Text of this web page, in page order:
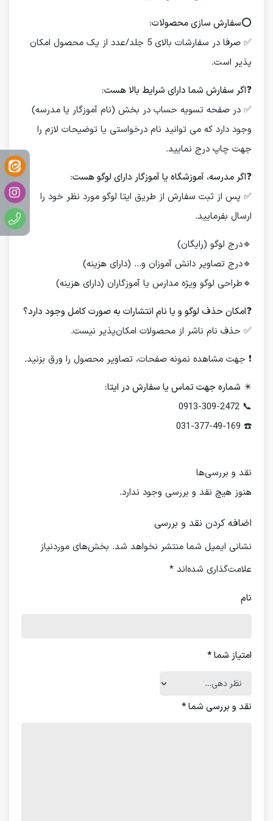
⭕️سفارش سازی محصولات:
✅ صرفا در سفارشات بالای 5 جلد/عدد از یک محصول امکان
پذیر است.
❓اگر سفارش شما دارای شرایط بالا هست:
✅ در صفحه تسویه حساب در بخش (نام آموزگار یا مدرسه)
وجود دارد که می توانید نام درخواستی یا توضیحات لازم را
جهت چاپ درج نمایید.
❓اگر مدرسه، آموزشگاه یا آموزگار دارای لوگو هست:
✅ پس از ثبت سفارش از طریق ایتا لوگو مورد نظر خود را
ارسال بفرمایید.
🔹درج لوگو (رایگان)
🔹درج تصاویر دانش آموزان و... (دارای هزینه)
🔹طراحی لوگو ویژه مدارس یا آموزگاران (دارای هزینه)
❓امکان حذف لوگو و یا نام انتشارات به صورت کامل وجود دارد؟
✅ حذف نام ناشر از محصولات امکان‌پذیر نیست.
❗️ جهت مشاهده نمونه صفحات، تصاویر محصول را ورق بزنید.
✴️ شماره جهت تماس یا سفارش در ایتا:
📞 0913-309-2472
☎️ 031-377-49-169
نقد و بررسی‌ها
هنوز هیچ نقد و بررسی وجود ندارد.
اضافه کردن نقد و بررسی
نشانی ایمیل شما منتشر نخواهد شد. بخش‌های موردنیاز
علامت‌گذاری شده‌اند *
نام
امتیاز شما*
نقد و بررسی شما*